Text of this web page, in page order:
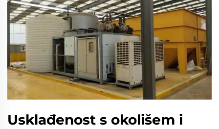
Usklađenost s okolišem i